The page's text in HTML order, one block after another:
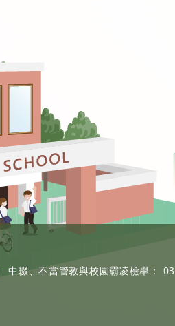
中輟、不當管教與校園霸凌檢舉：